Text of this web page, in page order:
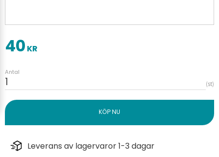
40 KR
Antal
st
Leverans av lagervaror 1-3 dagar